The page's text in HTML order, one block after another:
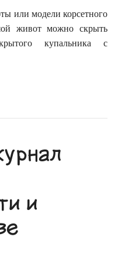
или модели корсетного
живот можно скрыть
купальника с
и